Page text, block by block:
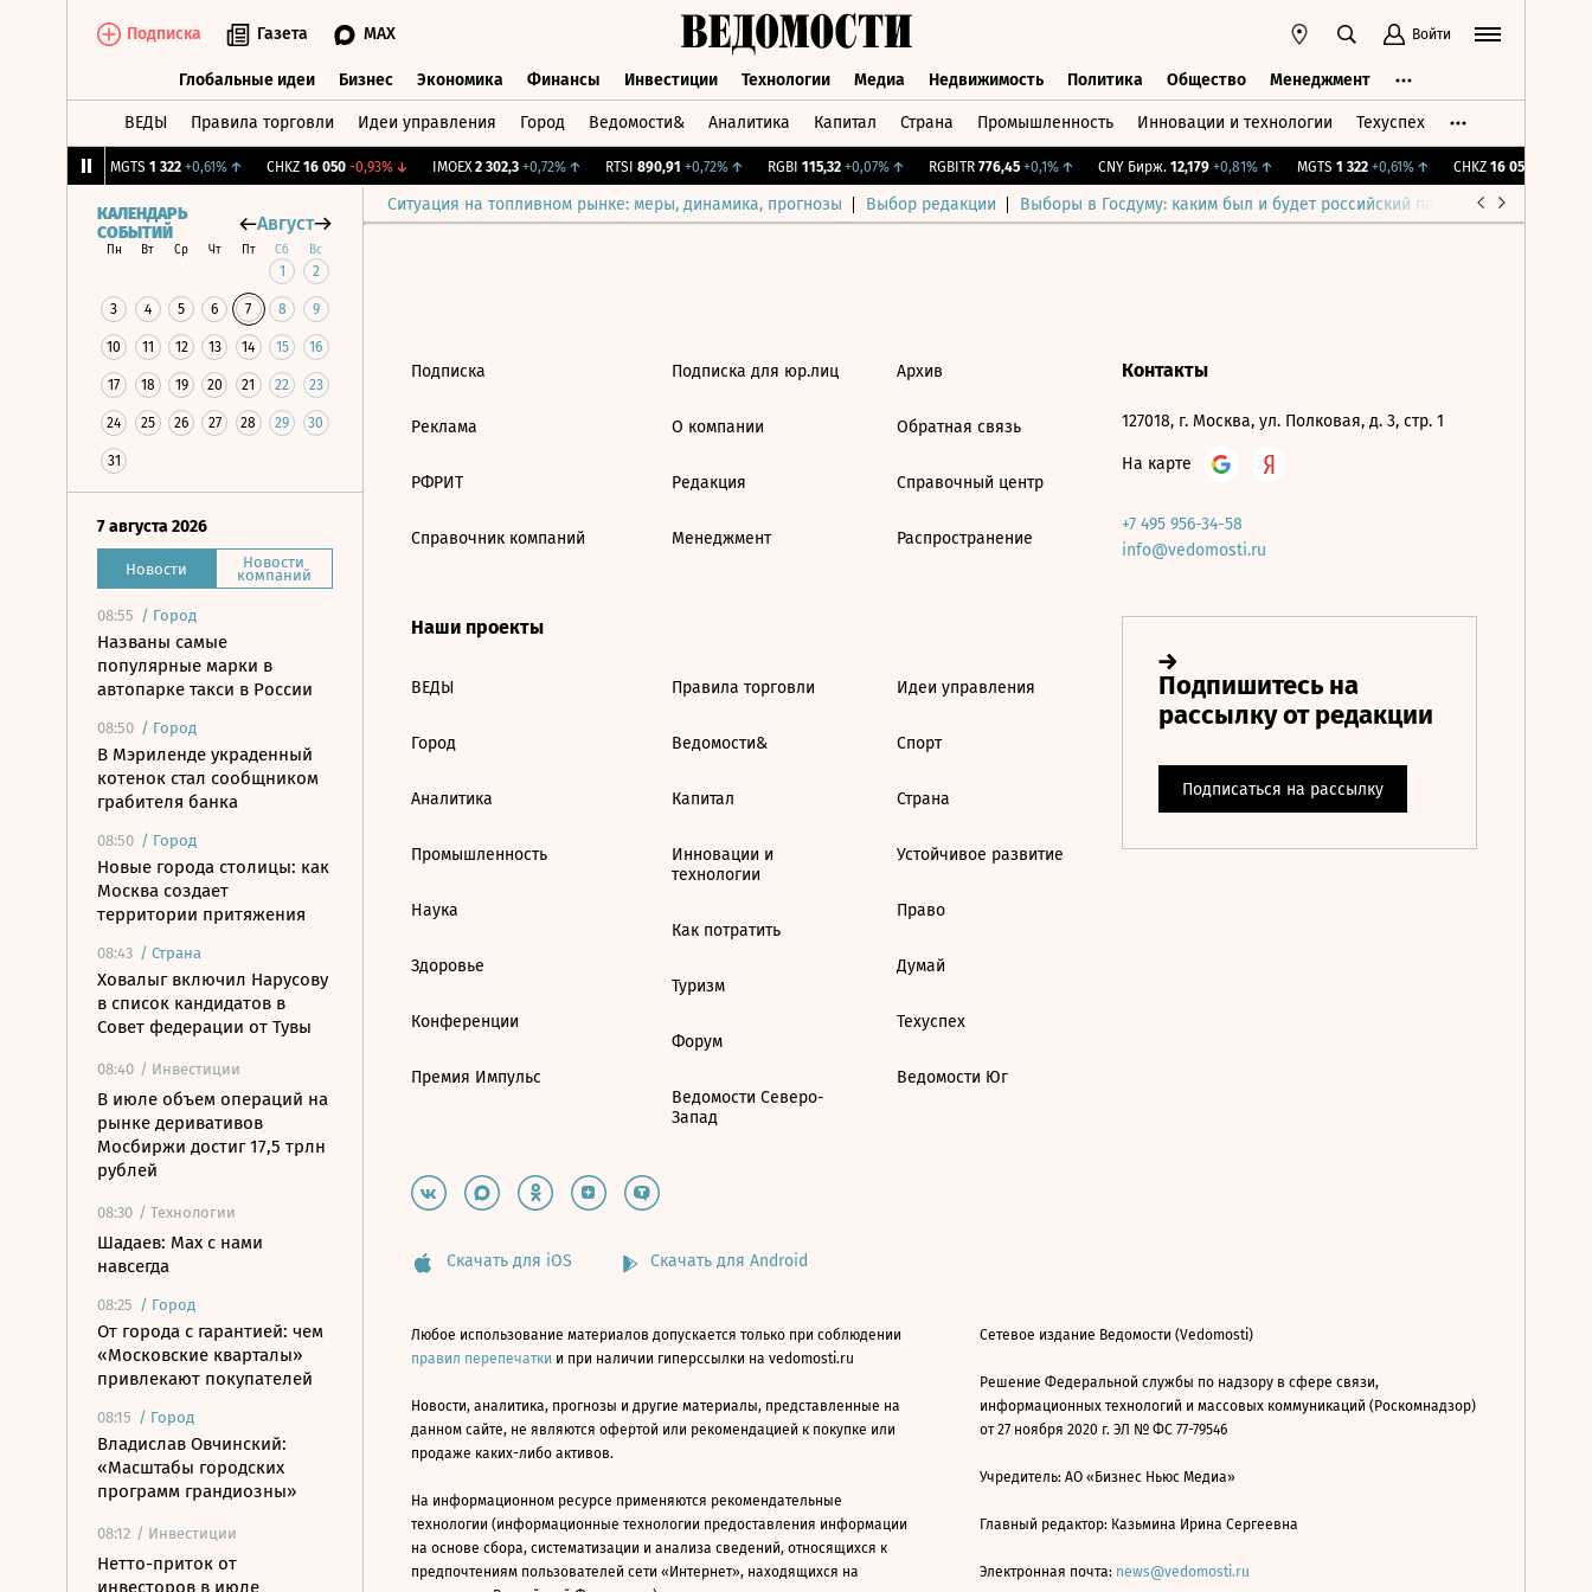
Подписка Газета MAX Войти
Глобальные идеи Бизнес Экономика Финансы Инвестиции Технологии Медиа Недвижимость Политика Общество Менеджмент
ВЕДЫ Правила торговли Идеи управления Город Ведомости& Аналитика Капитал Страна Промышленность Инновации и технологии Техуспех
MGTS 1 322 +0,61%↑ CHKZ 16 050 -0,93%↓ IMOEX 2 302,3 +0,72%↑ RTSI 890,91 +0,72%↑ RGBI 115,32 +0,07%↑ RGBITR 776,45 +0,1%↑ CNY Бирж. 12,179 +0,81%↑ MGTS 1 322 +0,61%↑ CHKZ 16 050
Ситуация на топливном рынке: меры, динамика, прогнозы Выбор редакции Выборы в Госдуму: каким был и будет российский парламент
КАЛЕНДАРЬ
СОБЫТИЙ
Август
Пн Вт Ср Чт Пт Сб Вс
1 2
3 4 5 6 7 8 9
10 11 12 13 14 15 16
17 18 19 20 21 22 23
24 25 26 27 28 29 30
31
7 августа 2026
Новости Новости
компаний
08:55 / Город
Названы самые
популярные марки в
автопарке такси в России
08:50 / Город
В Мэриленде украденный
котенок стал сообщником
грабителя банка
08:50 / Город
Новые города столицы: как
Москва создает
территории притяжения
08:43 / Страна
Ховалыг включил Нарусову
в список кандидатов в
Совет федерации от Тувы
08:40 / Инвестиции
В июле объем операций на
рынке деривативов
Мосбиржи достиг 17,5 трлн
рублей
08:30 / Технологии
Шадаев: Max с нами
навсегда
08:25 / Город
От города с гарантией: чем
«Московские кварталы»
привлекают покупателей
08:15 / Город
Владислав Овчинский:
«Масштабы городских
программ грандиозны»
08:12 / Инвестиции
Нетто-приток от
инвесторов в июле
Подписка
Реклама
РФРИТ
Справочник компаний
Подписка для юр.лиц
О компании
Редакция
Менеджмент
Архив
Обратная связь
Справочный центр
Распространение
Наши проекты
ВЕДЫ
Город
Аналитика
Промышленность
Наука
Здоровье
Конференции
Премия Импульс
Правила торговли
Ведомости&
Капитал
Инновации и
технологии
Как потратить
Туризм
Форум
Ведомости Северо-
Запад
Идеи управления
Спорт
Страна
Устойчивое развитие
Право
Думай
Техуспех
Ведомости Юг
Контакты
127018, г. Москва, ул. Полковая, д. 3, стр. 1
На карте
+7 495 956-34-58
info@vedomosti.ru
Скачать для iOS Скачать для Android
Любое использование материалов допускается только при соблюдении
правил перепечатки и при наличии гиперссылки на vedomosti.ru
Новости, аналитика, прогнозы и другие материалы, представленные на
данном сайте, не являются офертой или рекомендацией к покупке или
продаже каких-либо активов.
На информационном ресурсе применяются рекомендательные
технологии (информационные технологии предоставления информации
на основе сбора, систематизации и анализа сведений, относящихся к
предпочтениям пользователей сети «Интернет», находящихся на
Сетевое издание Ведомости (Vedomosti)
Решение Федеральной службы по надзору в сфере связи,
информационных технологий и массовых коммуникаций (Роскомнадзор)
от 27 ноября 2020 г. ЭЛ № ФС 77-79546
Учредитель: АО «Бизнес Ньюс Медиа»
Главный редактор: Казьмина Ирина Сергеевна
Электронная почта: news@vedomosti.ru